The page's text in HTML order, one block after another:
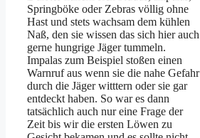
Springböke oder Zebras völlig ohne
Hast und stets wachsam dem kühlen
Naß, den sie wissen das sich hier auch
gerne hungrige Jäger tummeln.
Impalas zum Beispiel stoßen einen
Warnruf aus wenn sie die nahe Gefahr
durch die Jäger witttern oder sie gar
entdeckt haben. So war es dann
tatsächlich auch nur eine Frage der
Zeit bis wir die ersten Löwen zu